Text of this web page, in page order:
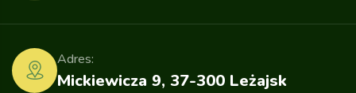
Mickiewicza 9, 37-300 Leżajsk
Adres: